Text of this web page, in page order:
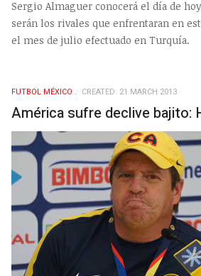
Sergio Almaguer conocerá el día de
serán los rivales que enfrentaran en
el mes de julio efectuado en Turquía.
FUTBOL MÉXICO CREATED: 21 MARCH 2013
América sufre declive bajito: